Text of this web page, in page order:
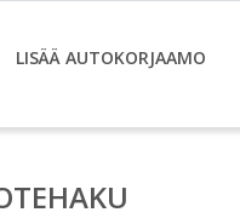
LISÄÄ AUTOKORJAAMO